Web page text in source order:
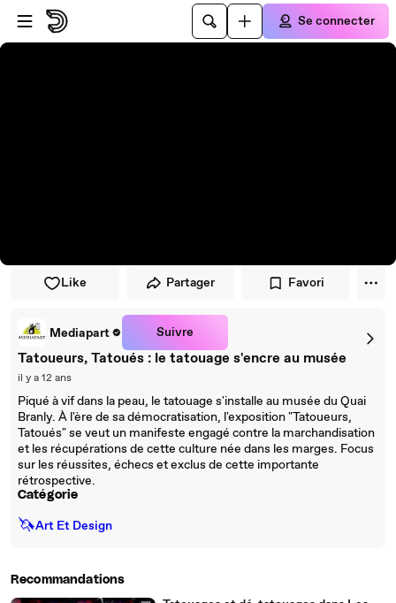
Passer au player
Passer au contenu principal
Se connecter
Like Partager Favori
Mediapart Suivre
Tatoueurs, Tatoués : le tatouage s'encre au musée
il y a 12 ans
Piqué à vif dans la peau, le tatouage s'installe au musée du Quai
Branly. À l'ère de sa démocratisation, l'exposition "Tatoueurs,
Tatoués" se veut un manifeste engagé contre la marchandisation
et les récupérations de cette culture née dans les marges. Focus
sur les réussites, échecs et exclus de cette importante
rétrospective.
Catégorie
🦄Art Et Design
Recommandations